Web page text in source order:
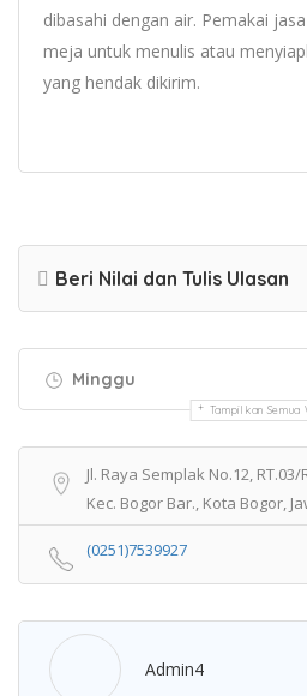
dibasahi dengan air. Pemakai
meja untuk menulis atau
yang hendak dikirim.
Beri Nilai dan Tulis Ulasan
Minggu
Tampilkan Semua
Jl. Raya Semplak No.12,
Kec. Bogor Bar., Kota Bogor,
(0251)7539927
Admin4